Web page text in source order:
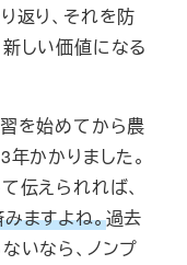
返り、それを防
しい価値になる
を始めてから農
かかりました。
伝えられれば、
ますよね。過去
いなら、ノンプ